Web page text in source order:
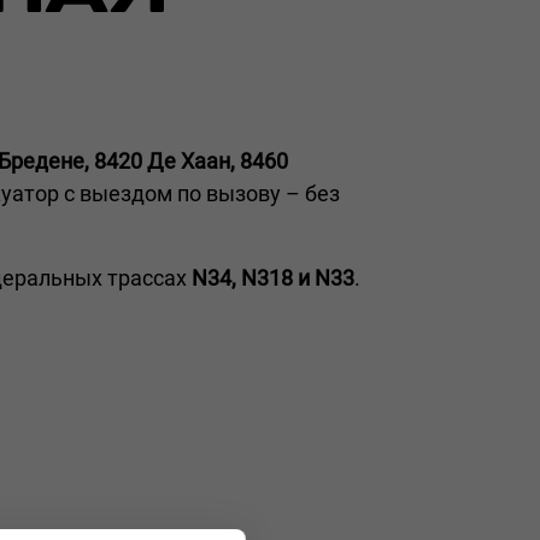
8420 Де Хаан, 8460
с выездом по вызову – без
трассах N34, N318 и N33.